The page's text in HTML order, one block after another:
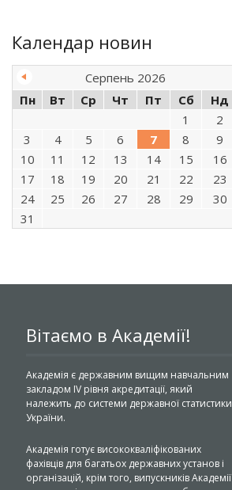
Календар новин
Серпень 2026
Пн
Вт Ср Чт Пт Сб
Нд
1
2
3
4 5 6 7 8
9
10
11 12 13 14 15
16
17
18 19 20 21 22
23
24
25 26 27 28 29
30
31
Вітаємо в Академії!
Академія є державним вищим навчальним
закладом IV рівня акредитації, який
належить до системи державної статистики
України.
Академія готує висококваліфікованих
фахівців для багатьох державних установ і
організацій, крім того, випускників Академії